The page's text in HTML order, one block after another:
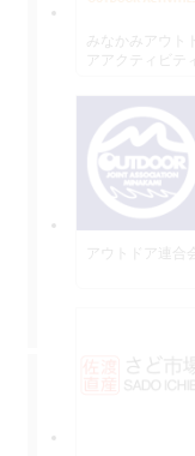
みなかみアウトド
アアクティビティ
アウトドア連合会